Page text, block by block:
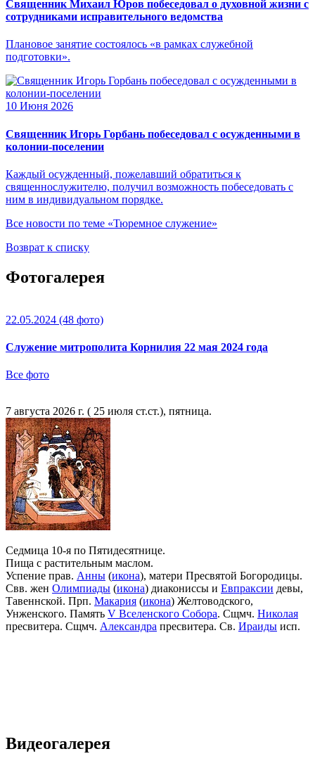
Священник Михаил Юров побеседовал о духовной жизни с
сотрудниками исправительного ведомства
Плановое занятие состоялось «в рамках служебной
подготовки».
10 Июня 2026
Священник Игорь Горбань побеседовал с осужденными в
колонии-поселении
Каждый осужденный, пожелавший обратиться к
священнослужителю, получил возможность побеседовать с
ним в индивидуальном порядке.
Все новости по теме «Тюремное служение»
Возврат к списку
Фотогалерея
22.05.2024 (48 фото)
Служение митрополита Корнилия 22 мая 2024 года
Все фото
7 августа 2026 г. ( 25 июля ст.ст.), пятница.
Седмица 10-я по Пятидесятнице.
Пища с растительным маслом.
Успение прав. Анны (икона), матери Пресвятой Богородицы.
Свв. жен Олимпиады (икона) диакониссы и Евпраксии девы,
Тавеннской. Прп. Макария (икона) Желтоводского,
Унженского. Память V Вселенского Собора. Сщмч. Николая
пресвитера. Сщмч. Александра пресвитера. Св. Ираиды исп.
Видеогалерея